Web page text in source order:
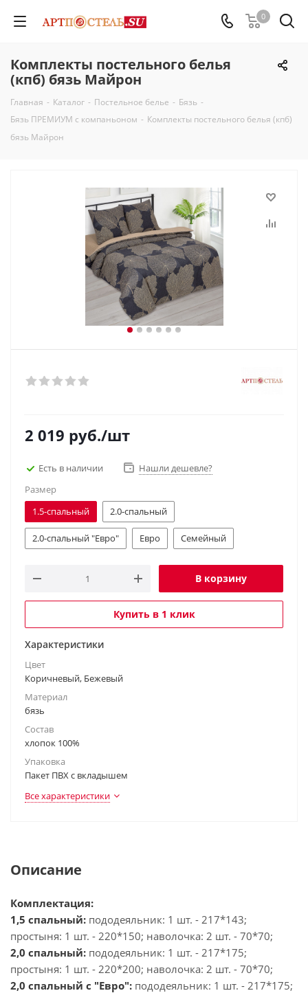
0
Комплекты постельного белья
(кпб) бязь Майрон
Главная - Каталог - Постельное белье - Бязь -
Бязь ПРЕМИУМ с компаньоном - Комплекты постельного белья (кпб)
бязь Майрон
2 019 руб./шт
Есть в наличии
Нашли дешевле?
Размер
1.5-спальный
2.0-спальный
2.0-спальный "Евро" Евро Семейный
В корзину
Купить в 1 клик
Характеристики
Цвет
Коричневый, Бежевый
Материал
бязь
Состав
хлопок 100%
Упаковка
Пакет ПВХ с вкладышем
Все характеристики
Описание
Комплектация:
1,5 спальный: пододеяльник: 1 шт. - 217*143;
простыня: 1 шт. - 220*150; наволочка: 2 шт. - 70*70;
2,0 спальный: пододеяльник: 1 шт. - 217*175;
простыня: 1 шт. - 220*200; наволочка: 2 шт. - 70*70;
2,0 спальный с "Евро": пододеяльник: 1 шт. - 217*175;